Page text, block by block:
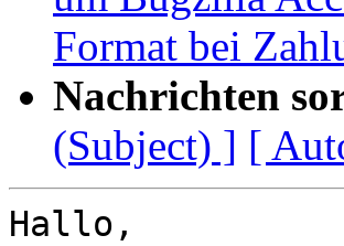
Format bei
Nachrichten
(Subject) ] [
Hallo,